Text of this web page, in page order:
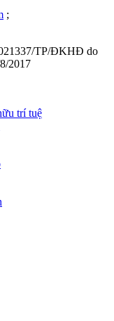
;
TP/ĐKHĐ do
2017
trí tuệ